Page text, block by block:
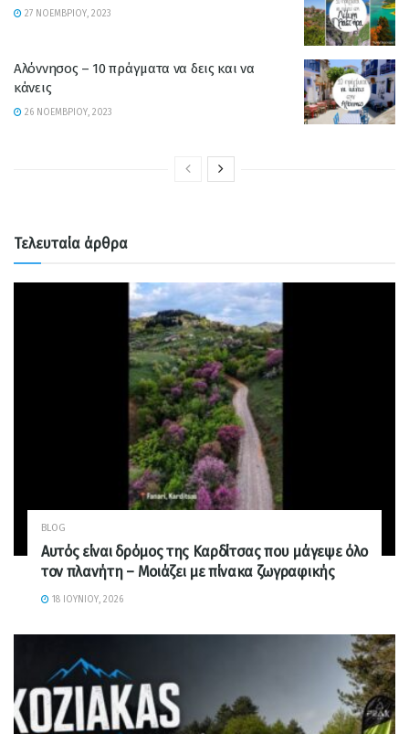
27 ΝΟΕΜΒΡΊΟΥ, 2023
Αλόννησος – 10 πράγματα να δεις και να
κάνεις
26 ΝΟΕΜΒΡΊΟΥ, 2023
Τελευταία άρθρα
BLOG
Αυτός είναι δρόμος της Καρδίτσας που μάγεψε όλο
τον πλανήτη – Μοιάζει με πίνακα ζωγραφικής
18 ΙΟΥΝΊΟΥ, 2026